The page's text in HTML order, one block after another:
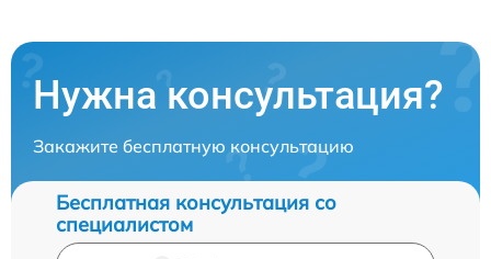
Нужна консультация?
Закажите бесплатную консультацию
Бесплатная консультация со
специалистом